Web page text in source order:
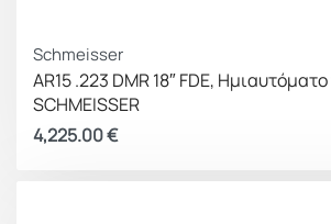
Schmeisser
AR15 .223 DMR 18″ FDE,
SCHMEISSER
4,225.00€